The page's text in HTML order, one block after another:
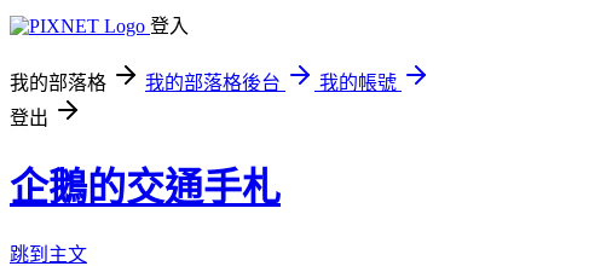
登入
我的部落格 我的部落格後台
我的帳號
登出
企鵝的交通手札
跳到主文